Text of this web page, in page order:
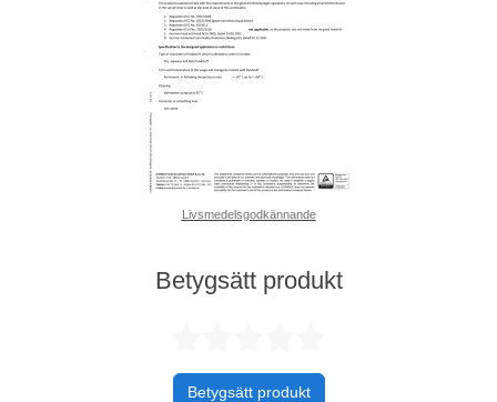
Livsmedelsgodkännande
Betygsätt produkt
Betygsätt produkt